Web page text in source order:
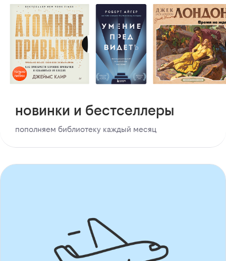
новинки и бестселлеры
пополняем библиотеку каждый месяц